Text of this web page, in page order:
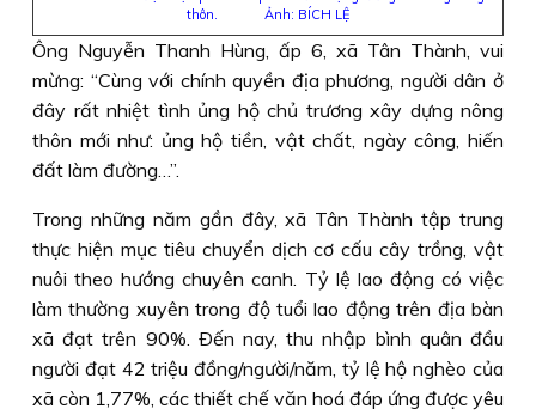
thôn. Ảnh: BÍCH LỆ
Ông Nguyễn Thanh Hùng, ấp 6, xã Tân Thành, vui
mừng: “Cùng với chính quyền địa phương, người dân ở
đây rất nhiệt tình ủng hộ chủ trương xây dựng nông
thôn mới như: ủng hộ tiền, vật chất, ngày công, hiến
đất làm đường…”.
Trong những năm gần đây, xã Tân Thành tập trung
thực hiện mục tiêu chuyển dịch cơ cấu cây trồng, vật
nuôi theo hướng chuyên canh. Tỷ lệ lao động có việc
làm thường xuyên trong độ tuổi lao động trên địa bàn
xã đạt trên 90%. Ðến nay, thu nhập bình quân đầu
người đạt 42 triệu đồng/người/năm, tỷ lệ hộ nghèo của
xã còn 1,77%, các thiết chế văn hoá đáp ứng được yêu